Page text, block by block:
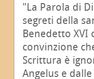
"La Parola di
segreti della
Benedetto XVI
convinzione
Scrittura è
Angelus e